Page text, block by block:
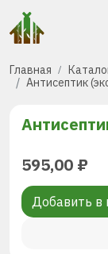
Главная
Антисептик
595,00 ₽
Добавить в